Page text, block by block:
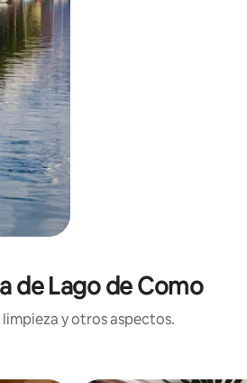
de Lago de Como
y otros aspectos.